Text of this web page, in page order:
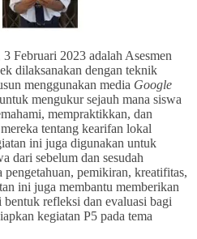
Februari 2023 adalah Asesmen
dilaksanakan dengan teknik
menggunakan media Google
mengukur sejauh mana siswa
mempraktikkan, dan
tentang kearifan lokal
ini juga digunakan untuk
dari sebelum dan sesudah
pemikiran, kreatifitas,
ini juga membantu memberikan
refleksi dan evaluasi bagi
kegiatan P5 pada tema